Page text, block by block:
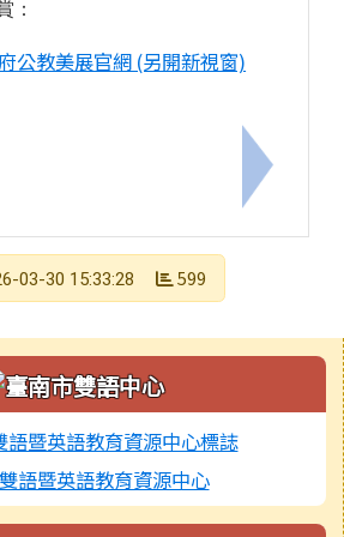
臺南市政府教育局特約心理諮商機
：
公教美展官網 (另開新視窗)
下一筆：
03-30 15:33:28 599
語暨英語教育資源中心